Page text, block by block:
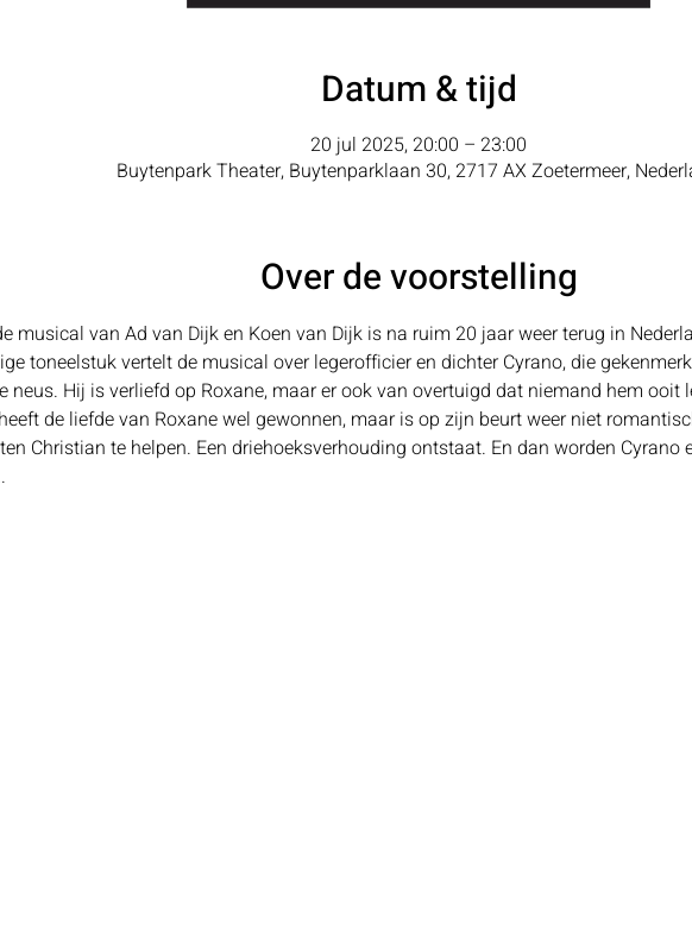
Datum & tijd
20 jul 2025, 20:00 – 23:00
Buytenpark Theater, Buytenparklaan 30, 2717 AX Zoetermeer,
Over de voorstelling
musical van Ad van Dijk en Koen van Dijk is na ruim 20 jaar weer terug in
toneelstuk vertelt de musical over legerofficier en dichter Cyrano, die
neus. Hij is verliefd op Roxane, maar er ook van overtuigd dat niemand hem ooit
de liefde van Roxane wel gewonnen, maar is op zijn beurt weer niet
Christian te helpen. Een driehoeksverhouding ontstaat. En dan worden Cyrano